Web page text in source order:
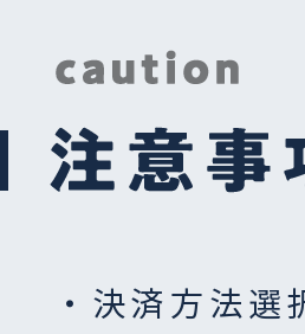
・決済方法